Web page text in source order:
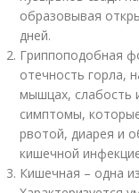
образовывая
дней.
Гриппоподобная
отечность горла,
мышцах, слабость
симптомы,
рвотой, диарея и
кишечной
Кишечная – одна